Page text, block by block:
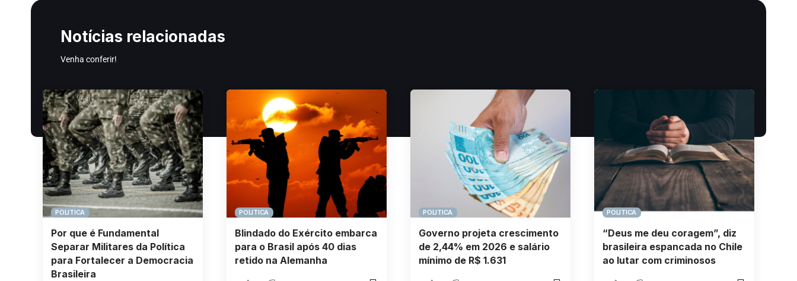
Notícias relacionadas
Venha conferir!
POLITICA
Por que é Fundamental
Separar Militares da Política
para Fortalecer a Democracia
Brasileira
POLITICA
Blindado do Exército embarca
para o Brasil após 40 dias
retido na Alemanha
POLITICA
Governo projeta crescimento
de 2,44% em 2026 e salário
mínimo de R$ 1.631
POLITICA
“Deus me deu coragem”, diz
brasileira espancada no Chile
ao lutar com criminosos